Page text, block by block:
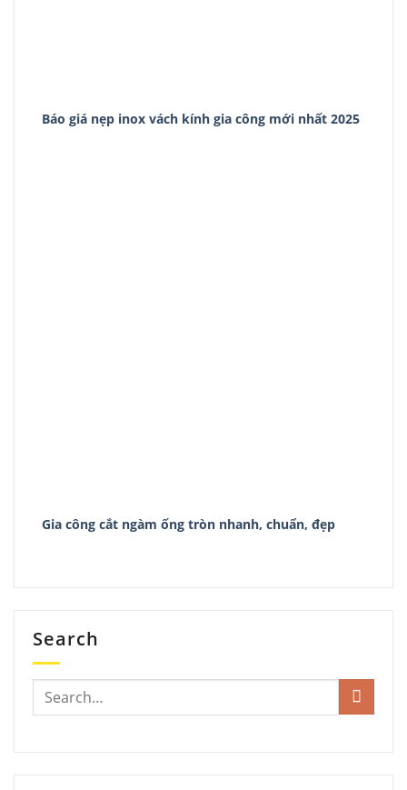
Báo giá nẹp inox vách kính gia công mới nhất 2025
Gia công cắt ngàm ống tròn nhanh, chuẩn, đẹp
Search